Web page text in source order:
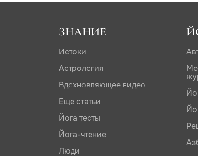
ЗНАНИЕ
Истоки
Астрология
Вдохновляющее видео
Еще статьи
Йога тесты
Йога-чтение
Люди